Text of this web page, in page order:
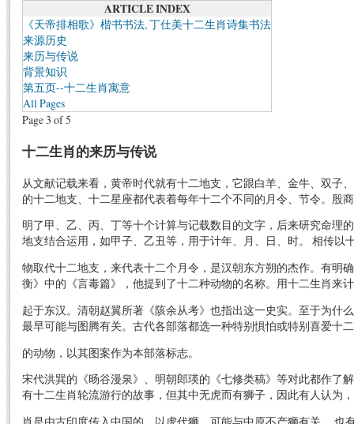
ARTICLE INDEX
《天帝排相歌》楷书书法, 丁仕美十二生肖诗集书法
来源历史
来历与传说
背景知识
第五页--十二生肖寓意
All Pages
Page 3 of 5
十二生肖的来历与传说
从文献记载来看，黄帝时代就有十二地支，它跟白羊、金牛、双子
的十二地支、十二星座都代表着每年十二个不同的月令、节令。殷
明了甲、乙、丙、丁等十个计算与记载数目的文字，后来研究命理
地支结合运用，如甲子、乙丑等，用于计年、月、日、时。 相传以
物取代十二地支，来代表十二个月令，是汉朝东方朔的杰作。有明
衡》中的《言毒篇》，他提到了十二种动物的名称。用十二生肖来
起于东汉。清朝赵翼所著《陔余从考》也指出这一史实。至于为什
最早可能与图腾有关。古代各部落都选一种特别惧怕或特别喜爱十
的动物，以其图案作为本部落标志。
宋代洪巽的《旸谷漫泉》、明朝郎瑛的《七修类稿》等对此都作了
有十二生肖轮流游行的故事，但其中无虎而有狮子，因此有人认为